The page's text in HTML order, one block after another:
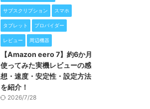
サブスクリプション スマホ
タブレット プロバイダー
レビュー 周辺機器
【Amazon eero 7】約6か月
使ってみた実機レビューの感
想・速度・安定性・設定方法
を紹介！
2026/7/28